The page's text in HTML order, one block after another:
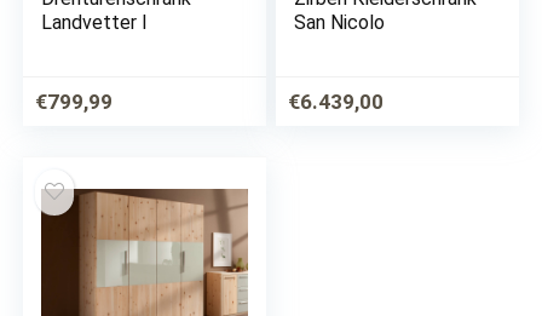
Landvetter I
€799,99
San Nicolo
€6.439,00